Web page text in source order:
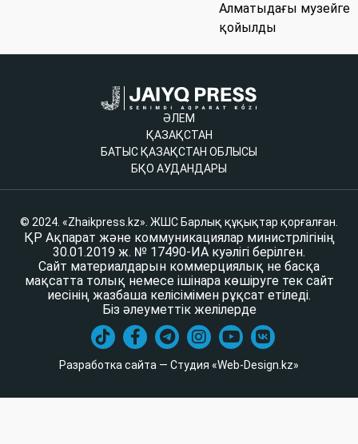
Алматыдағы музейге
қойылды
ӘЛЕМ
ҚАЗАҚСТАН
БАТЫС ҚАЗАҚСТАН ОБЛЫСЫ
БҚО АУДАНДАРЫ
© 2024. «Zhaikpress.kz». ЖШС Барлық құқықтар қорғалған.
ҚР Ақпарат және коммуникациялар министрлігінің
30.01.2019 ж. № 17490-ИА куәлігі берілген.
Сайт материалдарын коммерциялық не басқа
мақсатта толық немесе ішінара көшіруге тек сайт
иесінің жазбаша келісімімен рұқсат етіледі.
Біз әлеуметтік желілерде
Разработка сайта — Студия «Web-Design.kz»